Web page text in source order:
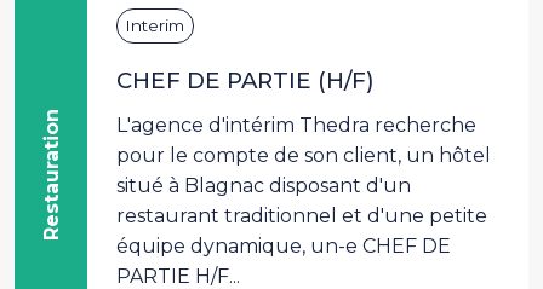
Restauration
Interim
CHEF DE PARTIE (H/F)
L'agence d'intérim Thedra recherche
pour le compte de son client, un hôtel
situé à Blagnac disposant d'un
restaurant traditionnel et d'une petite
équipe dynamique, un-e CHEF DE
PARTIE H/F...